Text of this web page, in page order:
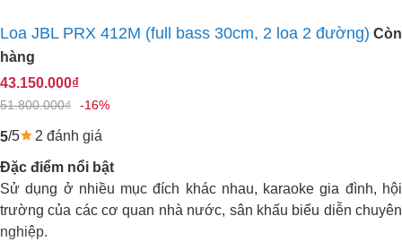
Loa JBL PRX 412M (full bass 30cm, 2 loa 2 đường) Còn
hàng
43.150.000₫
51.800.000₫ -16%
5/5 2 đánh giá
Đặc điểm nổi bật
Sử dụng ở nhiều mục đích khác nhau, karaoke gia đình, hội
trường của các cơ quan nhà nước, sân khấu biểu diễn chuyên
nghiệp.